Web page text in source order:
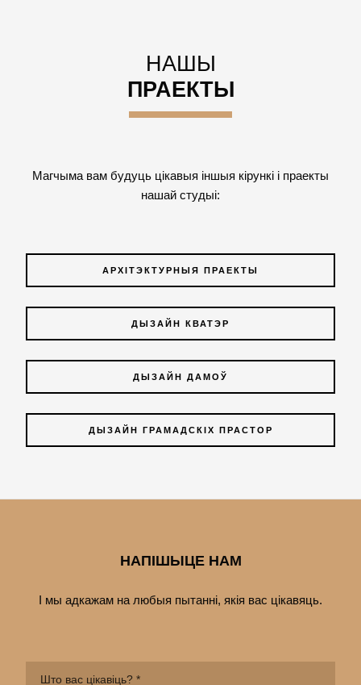
НАШЫ
ПРАЕКТЫ
Магчыма вам будуць цікавыя іншыя кірункі і праекты
нашай студыі:
АРХІТЭКТУРНЫЯ ПРАЕКТЫ
ДЫЗАЙН КВАТЭР
ДЫЗАЙН ДАМОЎ
ДЫЗАЙН ГРАМАДСКІХ ПРАСТОР
НАПІШЫЦЕ НАМ
І мы адкажам на любыя пытанні, якія вас цiкавяць.